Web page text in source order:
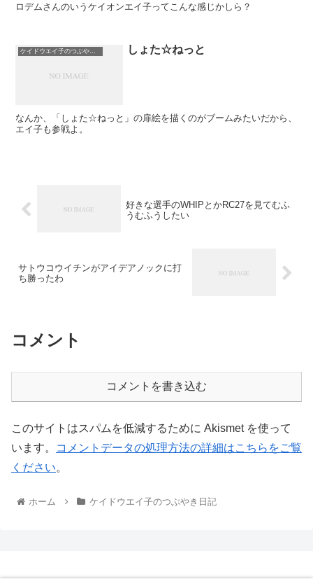
ロデムさんのいうケイオンエイ子ってこんな感じかしら？
ケイドウエイ子のつぶやき日記 しょた☆ねっと
なんか、「しょた☆ねっと」の扉絵を描くのがブームみたいだから、
エイ子も参戦よ。
好きな選手のWHIPとかRC27を見てむふ
うむふうしたい
サトウコウイチンがアイデアノックに打
ち勝ったわ
コメント
コメントを書き込む
このサイトはスパムを低減するために Akismet を使って
います。
コメントデータの処理方法の詳細はこちらをご覧
ください。
ホーム ケイドウエイ子のつぶやき日記